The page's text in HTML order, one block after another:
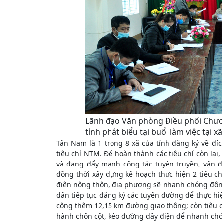
Lãnh đạo Văn phòng Điều phối
tỉnh phát biểu tại buổi làm việc tại
Tân Nam là 1 trong 8 xã của tỉnh đăng ký về
tiêu chí NTM. Để hoàn thành các tiêu chí còn
và đang đẩy mạnh công tác tuyên truyền,
đồng thời xây dựng kế hoạch thực hiện 2 tiêu
điện nông thôn, địa phương sẽ nhanh chóng
dân tiếp tục đăng ký các tuyến đường để thực
công thêm 12,15 km đường giao thông; còn
hành chôn cột, kéo đường dây điện để nhanh